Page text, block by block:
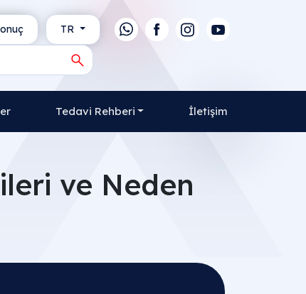
TR
Tedavi Rehberi İletişim
ve Neden